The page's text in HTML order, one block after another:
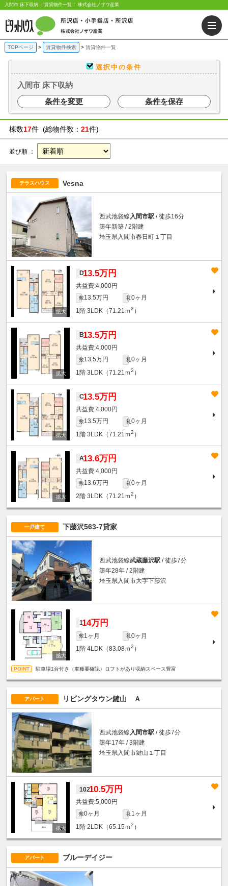
入間市 床下収納 ｜賃貸物件一覧｜ 株式会社ノザワ産業
TOPページ 賃貸物件検索 賃貸物件一覧
選択中の条件
入間市 床下収納
条件を変更
条件を保存
棟数17件 (総物件数： 21件)
並び順 ：
テラスハウス Vesna
西武池袋線入間市駅 / 徒歩16分
築年新築 / 2階建
埼玉県入間市春日町１丁目
D13.5万円
4,000円
敷13.5万円 礼0ヶ月
1階 3LDK（71.21ｍ2 ）
B13.5万円
4,000円
敷13.5万円 礼0ヶ月
1階 3LDK（71.21ｍ2 ）
C13.5万円
4,000円
敷13.5万円 礼0ヶ月
1階 3LDK（71.21ｍ2 ）
A13.6万円
4,000円
敷13.6万円 礼0ヶ月
2階 3LDK（71.21ｍ2 ）
一戸建て 下藤沢563-7貸家
西武池袋線武蔵藤沢駅 / 徒歩7分
築年28年 / 2階建
埼玉県入間市大字下藤沢
114万円
敷1ヶ月 礼0ヶ月
1階 4LDK（83.08ｍ2 ）
駐車場1台付き（車種要確認）ロフトがあり収納スペース豊富
アパート リビングタウン鍵山 Ａ
西武池袋線入間市駅 / 徒歩7分
築年17年 / 3階建
埼玉県入間市鍵山１丁目
10210.5万円
5,000円
敷0ヶ月 礼1ヶ月
1階 2LDK（65.15ｍ2 ）
アパート ブルーデイジー